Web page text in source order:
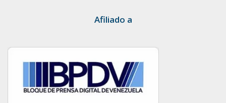
Afiliado a